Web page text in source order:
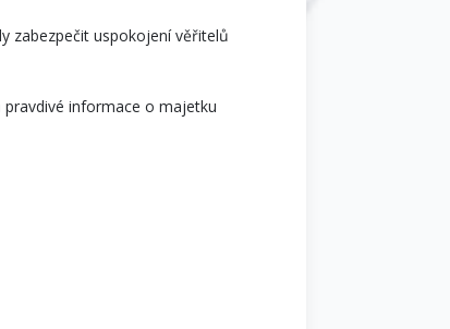
zabezpečit uspokojení věřitelů
informace o majetku